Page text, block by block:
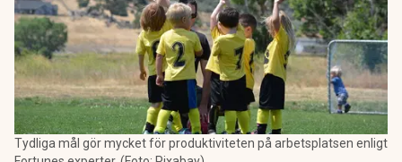
Tydliga mål gör mycket för produktiviteten på arbetsplatsen enligt